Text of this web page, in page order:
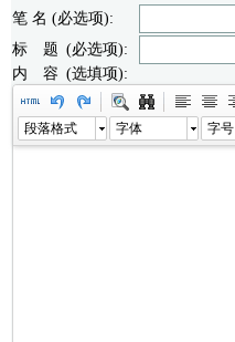
笔 名 (必选项):
标 题 (必选项):
内 容 (选填项):
段落格式 字体 字号